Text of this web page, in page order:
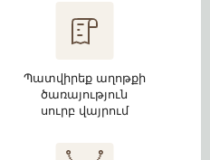
Պատվիրեք աղոթքի
ծառայություն
սուրբ վայրում